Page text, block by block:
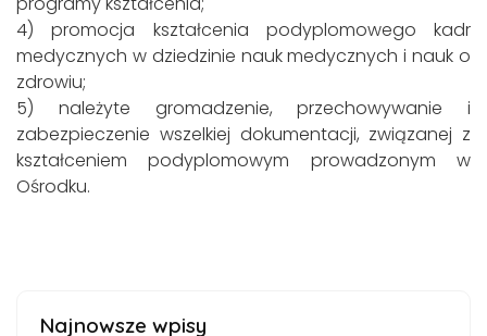
4) promocja kształcenia podyplomowego kadr
medycznych w dziedzinie nauk medycznych i nauk o
zdrowiu;
5) należyte gromadzenie, przechowywanie i
zabezpieczenie wszelkiej dokumentacji, związanej z
kształceniem podyplomowym prowadzonym w
Ośrodku.
Najnowsze wpisy